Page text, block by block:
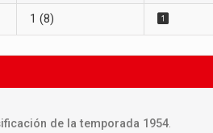
1 (8)
de la temporada 1954.